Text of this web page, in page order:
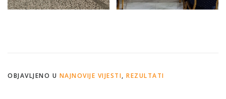
OBJAVLJENO U NAJNOVIJE VIJESTI, REZULTATI